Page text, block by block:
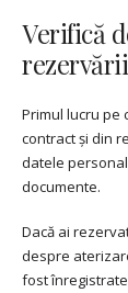
Verifică
rezervării
Primul lucru pe
contract și din
datele
documente.
Dacă ai
despre
fost